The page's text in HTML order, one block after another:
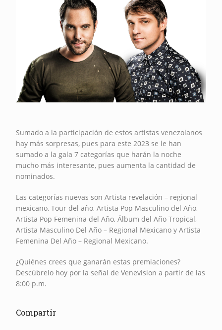
Sumado a la participación de estos artistas venezolanos
hay más sorpresas, pues para este 2023 se le han
sumado a la gala 7 categorías que harán la noche
mucho más interesante, pues aumenta la cantidad de
nominados.
Las categorías nuevas son Artista revelación – regional
mexicano, Tour del año, Artista Pop Masculino del Año,
Artista Pop Femenina del Año, Álbum del Año Tropical,
Artista Masculino Del Año – Regional Mexicano y Artista
Femenina Del Año – Regional Mexicano.
¿Quiénes crees que ganarán estas premiaciones?
Descúbrelo hoy por la señal de Venevision a partir de las
8:00 p.m.
Compartir